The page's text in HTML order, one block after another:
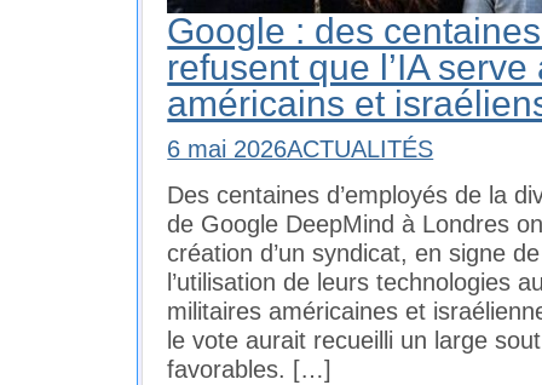
Google : des
refusent que l’IA
américains et
6 mai 2026ACTUALITÉS
Des centaines d’employés de la
de Google DeepMind à Londres
création d’un syndicat, en signe
l’utilisation de leurs technologies
militaires américaines et
le vote aurait recueilli un large
favorables. […]